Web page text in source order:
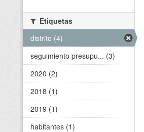
Etiquetas
distrito (4)
seguimiento presupu... (3)
2020 (2)
2018 (1)
2019 (1)
habitantes (1)